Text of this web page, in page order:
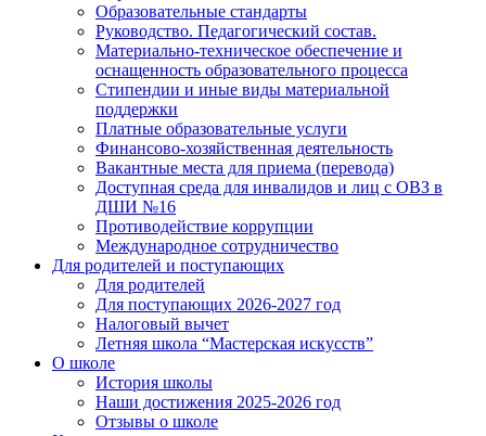
Образовательные стандарты
Руководство. Педагогический состав.
Материально-техническое обеспечение и
оснащенность образовательного процесса
Стипендии и иные виды материальной
поддержки
Платные образовательные услуги
Финансово-хозяйственная деятельность
Вакантные места для приема (перевода)
Доступная среда для инвалидов и лиц с ОВЗ в
ДШИ №16
Противодействие коррупции
Международное сотрудничество
Для родителей и поступающих
Для родителей
Для поступающих 2026-2027 год
Налоговый вычет
Летняя школа “Мастерская искусств”
О школе
История школы
Наши достижения 2025-2026 год
Отзывы о школе